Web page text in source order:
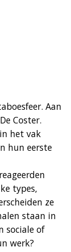
Aan
Coster.
het vak
hun eerste
types,
ze
staan in
sociale of
werk?